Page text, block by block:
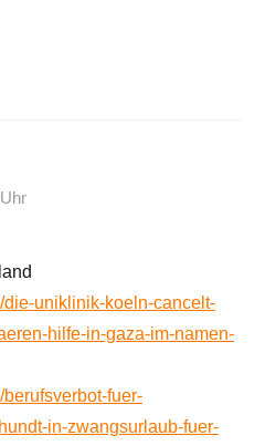
die-uniklinik-koeln-cancelt-
hilfe-in-gaza-im-namen-
fuer-
in-zwangsurlaub-fuer-